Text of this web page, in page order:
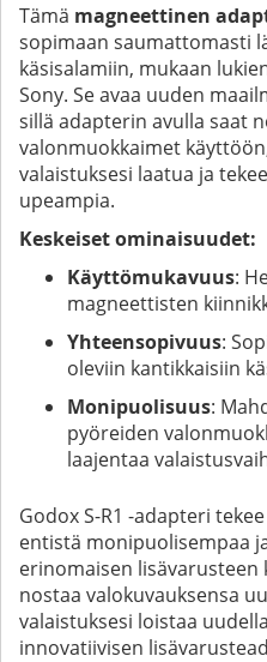
Tämä magneettinen
sopimaan saumattomasti
käsisalamiin, mukaan
Sony. Se avaa uuden
sillä adapterin avulla saat
valonmuokkaimet
valaistuksesi laatua ja
upeampia.
Keskeiset ominaisuudet:
Käyttömukavuus:
magneettisten
Yhteensopivuus:
oleviin kantikkaisiin
Monipuolisuus:
pyöreiden
laajentaa
Godox S-R1 -adapteri
entistä monipuolisempaa
erinomaisen lisävarusteen
nostaa valokuvauksensa
valaistuksesi loistaa
innovatiivisen